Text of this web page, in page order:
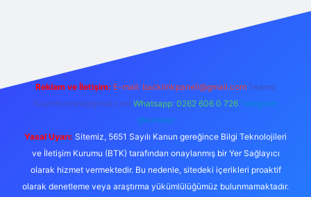
Reklam ve İletişim: E-mail: backlinkpaneli@gmail.com Teams:
forumhizmeti@gmail.com Whatsapp: 0262 606 0 726 Telegram:
@karabul
Yasal Uyarı: Sitemiz, 5651 Sayılı Kanun gereğince Bilgi Teknolojileri
ve İletişim Kurumu (BTK) tarafından onaylanmış bir Yer Sağlayıcı
olarak hizmet vermektedir. Bu nedenle, sitedeki içerikleri proaktif
olarak denetleme veya araştırma yükümlülüğümüz bulunmamaktadır.